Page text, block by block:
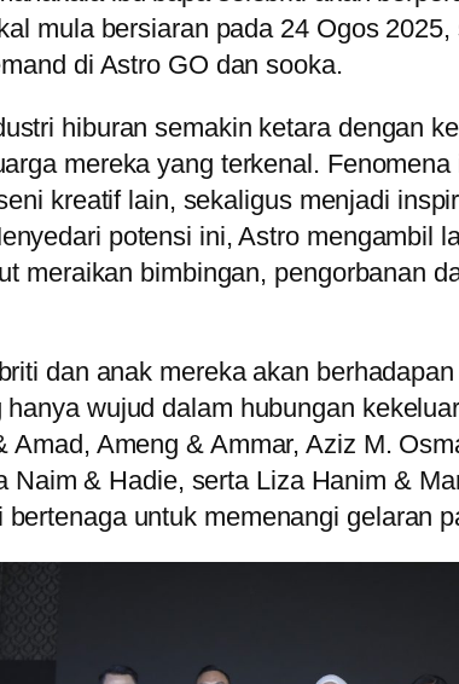
mula bersiaran pada 24 Ogos
di Astro GO dan sooka.
hiburan semakin ketara dengan
mereka yang terkenal.
kreatif lain, sekaligus menjadi
potensi ini, Astro mengambil
meraikan bimbingan, pengorbanan
dan anak mereka akan
wujud dalam hubungan
Ameng & Ammar, Aziz M.
Naim & Hadie, serta Liza Hanim &
untuk memenangi gelaran